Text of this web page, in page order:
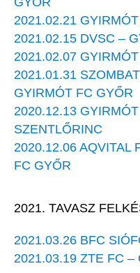
2021.02.21
2021.02.15 DVSC –
2021.02.07
2021.01.31
GYIRMÓT FC GYŐR
2020.12.13
SZENTLŐRINC
2020.12.06 AQVITAL
FC GYŐR
2021. TAVASZ
2021.03.26 BFC
2021.03.19 ZTE FC –